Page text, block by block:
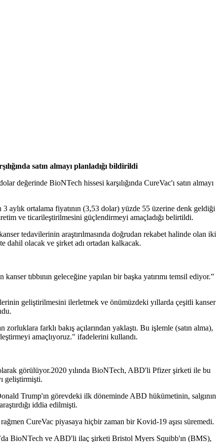
satın almayı planladığı bildirildi
değerinde BioNTech hissesi karşılığında CureVac'ı satın almayı
ortalama fiyatının (3,53 dolar) yüzde 55 üzerine denk geldiği
ve ticarileştirilmesini güçlendirmeyi amaçladığı belirtildi.
tedavilerinin araştırılmasında doğrudan rekabet halinde olan iki
dahil olacak ve şirket adı ortadan kalkacak.
tıbbının geleceğine yapılan bir başka yatırımı temsil ediyor.”
geliştirilmesini ilerletmek ve önümüzdeki yıllarda çeşitli kanser
farklı bakış açılarından yaklaştı. Bu işlemle (satın alma),
amaçlıyoruz." ifadelerini kullandı.
görülüyor.2020 yılında BioNTech, ABD'li Pfizer şirketi ile bu
geliştirmişti.
Trump'ın görevdeki ilk döneminde ABD hükümetinin, salgının
iddia edilmişti.
CureVac piyasaya hiçbir zaman bir Kovid-19 aşısı süremedi.
BioNTech ve ABD'li ilaç şirketi Bristol Myers Squibb'ın (BMS),